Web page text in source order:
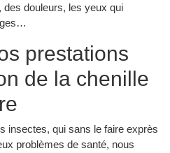
, des douleurs, les yeux qui
prestations
de la chenille
insectes, qui sans le faire exprès
problèmes de santé, nous